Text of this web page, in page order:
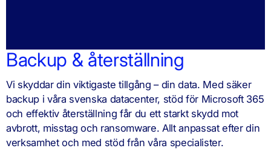
Backup & återställning
Vi skyddar din viktigaste tillgång – din data. Med säker
backup i våra svenska datacenter, stöd för Microsoft 365
och effektiv återställning får du ett starkt skydd mot
avbrott, misstag och ransomware. Allt anpassat efter din
verksamhet och med stöd från våra specialister.